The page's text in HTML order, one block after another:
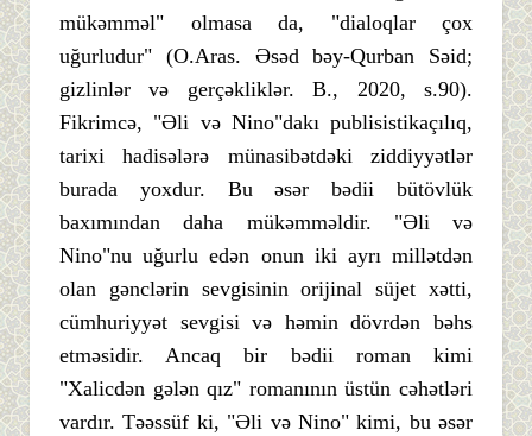
mükəmməl" olmasa da, "dialoqlar çox
uğurludur" (O.Aras. Əsəd bəy-Qurban Səid;
gizlinlər və gerçəkliklər. B., 2020, s.90).
Fikrimcə, "Əli və Nino"dakı publisistikaçılıq,
tarixi hadisələrə münasibətdəki ziddiyyətlər
burada yoxdur. Bu əsər bədii bütövlük
baxımından daha mükəmməldir. "Əli və
Nino"nu uğurlu edən onun iki ayrı millətdən
olan gənclərin sevgisinin orijinal süjet xətti,
cümhuriyyət sevgisi və həmin dövrdən bəhs
etməsidir. Ancaq bir bədii roman kimi
"Xalicdən gələn qız" romanının üstün cəhətləri
vardır. Təəssüf ki, "Əli və Nino" kimi, bu əsər